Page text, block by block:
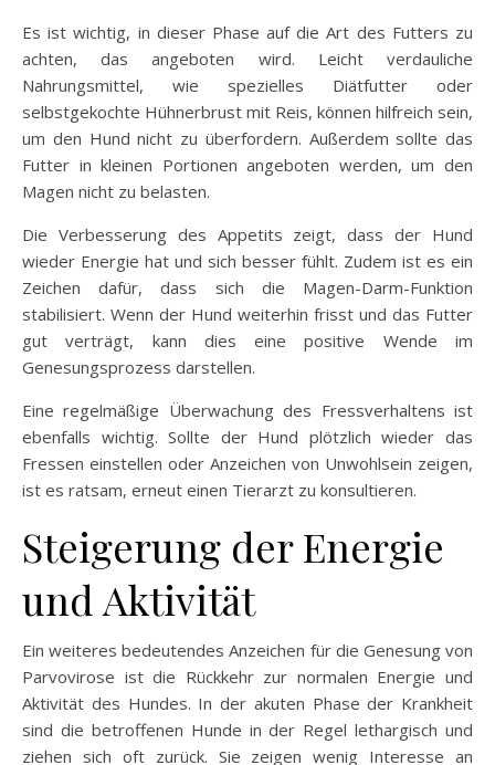
Es ist wichtig, in dieser Phase auf die Art des Futters zu
achten, das angeboten wird. Leicht verdauliche
Nahrungsmittel, wie spezielles Diätfutter oder
selbstgekochte Hühnerbrust mit Reis, können hilfreich sein,
um den Hund nicht zu überfordern. Außerdem sollte das
Futter in kleinen Portionen angeboten werden, um den
Magen nicht zu belasten.
Die Verbesserung des Appetits zeigt, dass der Hund
wieder Energie hat und sich besser fühlt. Zudem ist es ein
Zeichen dafür, dass sich die Magen-Darm-Funktion
stabilisiert. Wenn der Hund weiterhin frisst und das Futter
gut verträgt, kann dies eine positive Wende im
Genesungsprozess darstellen.
Eine regelmäßige Überwachung des Fressverhaltens ist
ebenfalls wichtig. Sollte der Hund plötzlich wieder das
Fressen einstellen oder Anzeichen von Unwohlsein zeigen,
ist es ratsam, erneut einen Tierarzt zu konsultieren.
Steigerung der Energie
und Aktivität
Ein weiteres bedeutendes Anzeichen für die Genesung von
Parvovirose ist die Rückkehr zur normalen Energie und
Aktivität des Hundes. In der akuten Phase der Krankheit
sind die betroffenen Hunde in der Regel lethargisch und
ziehen sich oft zurück. Sie zeigen wenig Interesse an